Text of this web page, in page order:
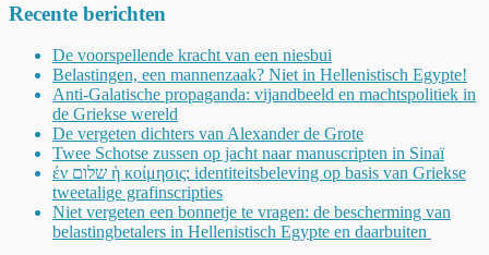
Recente berichten
De voorspellende kracht van een niesbui
Belastingen, een mannenzaak? Niet in Hellenistisch Egypte!
Anti-Galatische propaganda: vijandbeeld en machtspolitiek in
de Griekse wereld
De vergeten dichters van Alexander de Grote
Twee Schotse zussen op jacht naar manuscripten in Sinaï
ἐν שלום ἡ κοίμησις: identiteitsbeleving op basis van Griekse
tweetalige grafinscripties
Niet vergeten een bonnetje te vragen: de bescherming van
belastingbetalers in Hellenistisch Egypte en daarbuiten